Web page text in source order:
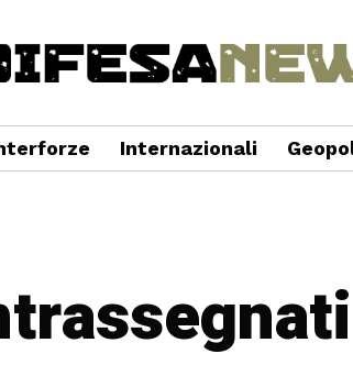
Internazionali